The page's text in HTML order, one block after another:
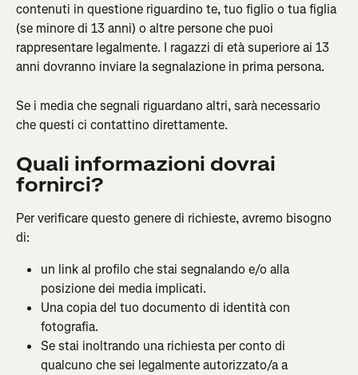
contenuti in questione riguardino te, tuo figlio o tua figlia
(se minore di 13 anni) o altre persone che puoi
rappresentare legalmente. I ragazzi di età superiore ai 13
anni dovranno inviare la segnalazione in prima persona.
Se i media che segnali riguardano altri, sarà necessario
che questi ci contattino direttamente.
Quali informazioni dovrai
fornirci?
Per verificare questo genere di richieste, avremo bisogno
di:
un link al profilo che stai segnalando e/o alla
posizione dei media implicati.
Una copia del tuo documento di identità con
fotografia.
Se stai inoltrando una richiesta per conto di
qualcuno che sei legalmente autorizzato/a a